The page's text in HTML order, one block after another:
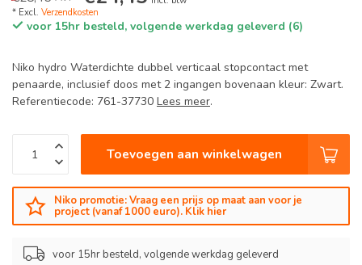
* Excl. Verzendkosten
voor 15hr besteld, volgende werkdag geleverd (6)
Niko hydro Waterdichte dubbel verticaal stopcontact met
penaarde, inclusief doos met 2 ingangen bovenaan kleur: Zwart.
Referentiecode: 761-37730 Lees meer.
Toevoegen aan winkelwagen
Niko promotie: Vraag een prijs op maat aan voor je
project (vanaf 1000 euro). Klik hier
voor 15hr besteld, volgende werkdag geleverd